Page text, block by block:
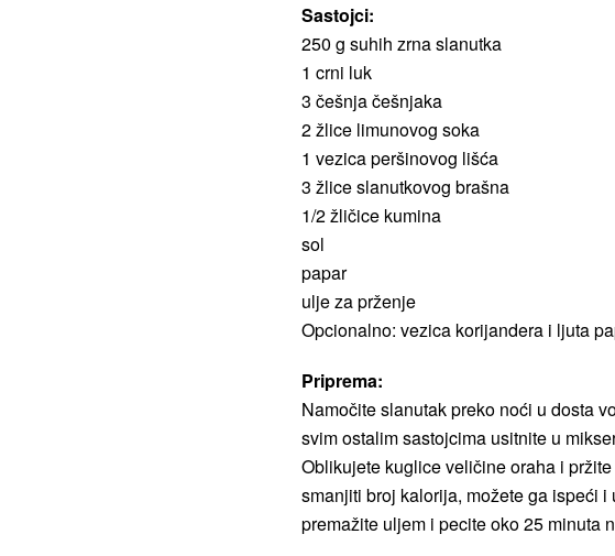
Sastojci:
250 g suhih zrna slanutka
1 crni luk
3 češnja češnjaka
2 žlice limunovog soka
1 vezica peršinovog lišća
3 žlice slanutkovog brašna
1/2 žličice kumina
sol
papar
ulje za prženje
Opcionalno: vezica korijandera i ljuta
Priprema:
Namočite slanutak preko noći u dosta
svim ostalim sastojcima usitnite u
Oblikujete kuglice veličine oraha i
smanjiti broj kalorija, možete ga ispeći
premažite uljem i pecite oko 25 minuta